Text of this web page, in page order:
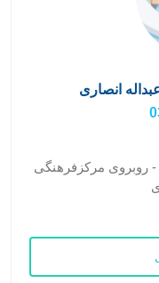
انصاری
روبروی مرکزفرهنگی